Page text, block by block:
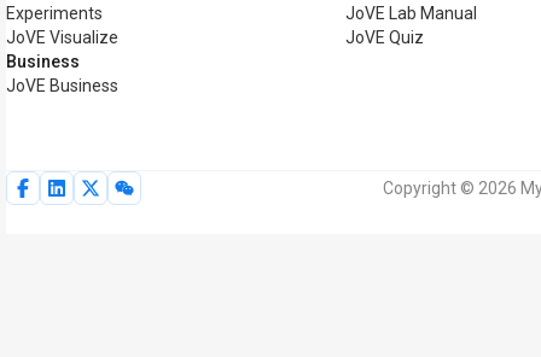
Experiments
JoVE Visualize
Business
JoVE Business
JoVE Lab Manual
JoVE Quiz
Copyright © 2026